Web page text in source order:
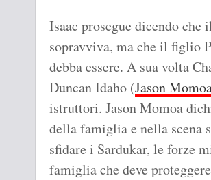
Isaac prosegue dicendo che
sopravviva, ma che il figlio
debba essere. A sua volta
Duncan Idaho (Jason
istruttori. Jason Momoa
della famiglia e nella scena
sfidare i Sardukar, le forze
famiglia che deve